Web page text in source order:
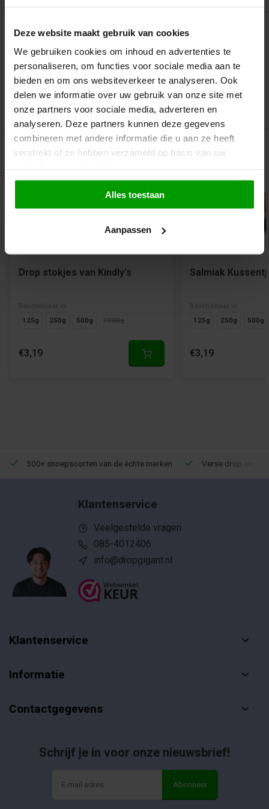
Deze website maakt gebruik van cookies
We gebruiken cookies om inhoud en advertenties te
personaliseren, om functies voor sociale media aan te
bieden en om ons websiteverkeer te analyseren. Ook
delen we informatie over uw gebruik van onze site met
onze partners voor sociale media, adverteren en
analyseren. Deze partners kunnen deze gegevens
combineren met andere informatie die u aan ze heeft
verstrekt of ze hebben verzameld op basis van uw
Alles toestaan
Aanpassen
Gecoat in salmiakpoeder
Smelt in je mond
Niet glutenvrij
Gerelateerde producten
Drop stokjes van Kindly's
Beschikbaar in
125g
250g 500g 1000g
€3,19
Salmiak
Beschikbaar in
125g
250g 500g
€3,19
500+ snoepsoorten van de échte merken Verse drop en
Klantenservice
Veelgestelde vragen
085-4012406
info@dropgigant.nl
Klantenservice
Informatie
Contactgegevens
Schrijf je in voor onze nieuwsbrief!
Abonneer